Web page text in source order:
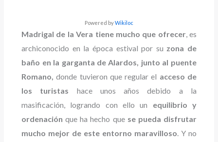
Powered byWikiloc
Madrigal de la Vera tiene mucho que ofrecer, es
archiconocido en la época estival por su zona de
baño en la garganta de Alardos, junto al puente
Romano, donde tuvieron que regular el acceso de
los turistas hace unos años debido a la
masificación, logrando con ello un equilibrio y
ordenación que ha hecho quese pueda disfrutar
mucho mejor de este entorno maravilloso. Y no